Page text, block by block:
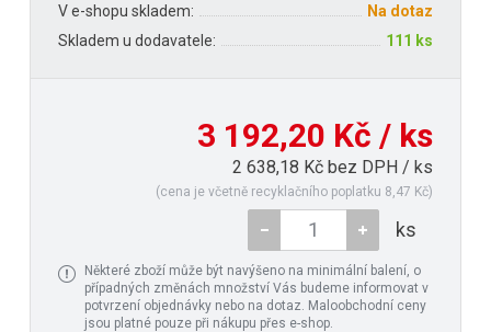
V e-shopu skladem:
Na dotaz
Skladem u dodavatele:
111 ks
3 192,20 Kč / ks
2 638,18 Kč bez DPH / ks
(cena je včetně recyklačního poplatku 8,47 Kč)
ks
Některé zboží může být navýšeno na minimální balení, o
případných změnách množství Vás budeme informovat v
potvrzení objednávky nebo na dotaz. Maloobchodní ceny
jsou platné pouze při nákupu přes e-shop.